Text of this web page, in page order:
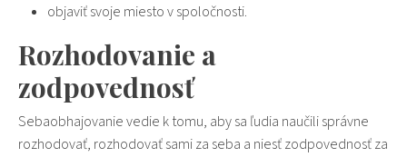
objaviť svoje miesto v spoločnosti.
Rozhodovanie a
zodpovednosť
Sebaobhajovanievedie k tomu, aby sa ľudia naučili správne
rozhodovať, rozhodovať sami za seba a niesť zodpovednosť za